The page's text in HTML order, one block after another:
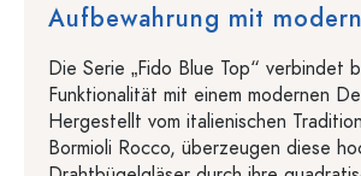
Aufbewahrung mit
Die Serie „Fido Blue Top“ verbindet
Funktionalität mit einem modernen
Hergestellt vom italienischen
Bormioli Rocco, überzeugen diese